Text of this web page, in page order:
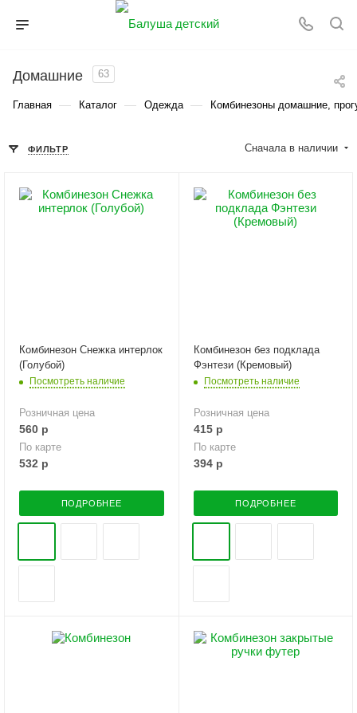
Домашние 63
Главная — Каталог — Одежда — Комбинезоны домашние,
ФИЛЬТР Сначала в наличии
Комбинезон Снежка интерлок
(Голубой)
Посмотреть наличие
Розничная цена
560 р
По карте
532 р
ПОДРОБНЕЕ
Комбинезон без подклада
Фэнтези (Кремовый)
Посмотреть наличие
Розничная цена
415р
По карте
394р
ПОДРОБНЕЕ